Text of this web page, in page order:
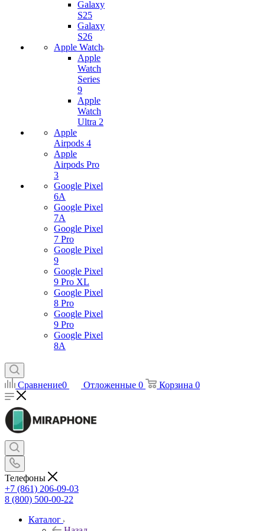
Galaxy
S25
Galaxy
S26
Apple Watch
Apple
Watch
Series
9
Apple
Watch
Ultra 2
Apple
Airpods 4
Apple
Airpods Pro
3
Google Pixel
6A
Google Pixel
7А
Google Pixel
7 Pro
Google Pixel
9
Google Pixel
9 Pro XL
Google Pixel
8 Pro
Google Pixel
9 Pro
Google Pixel
8A
Сравнение0 Отложенные 0 Корзина 0
Телефоны
+7 (861) 206-09-03
8 (800) 500-00-22
Каталог